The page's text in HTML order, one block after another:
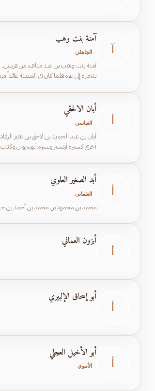
آ
آمنة بنت وهب
الجاهلي
بتجارة إلى غزة فلما كان في المدينة
أ
أبان الالحقي
العباسي
أبان بن عبد الحميد بن لاحق بن عفير
أخرى كسيرة أردشير وسيرة أنوشروان
أ
أبد الصغير العلوي
العثماني
محمد بن محمود بن محمد بن أحمد بن
أبزون العماني
أبو إسحاق الإلبيري
أبو الأخيل العجلي
الأموي